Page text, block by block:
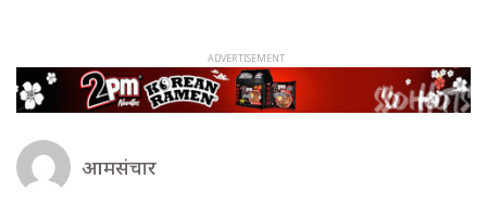
आमसंचार